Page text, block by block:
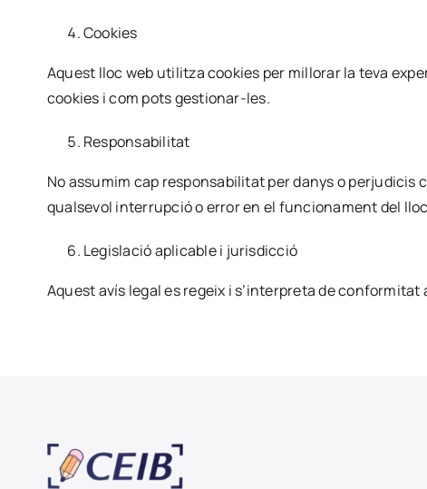
Cookies
Aquest lloc web utilitza cookies per millorar la teva
cookies i com pots gestionar-les.
Responsabilitat
No assumim cap responsabilitat per danys o perjudicis
qualsevol interrupció o error en el funcionament del
Legislació aplicable i jurisdicció
Aquest avís legal es regeix i s’interpreta de